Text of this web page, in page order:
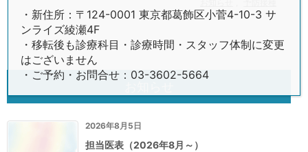
2026年8月5日
担当医表（2026年8月～）
・新住所：〒124-0001 東京都葛飾区小菅4-10-3 サ
ンライズ綾瀬4F
・移転後も診療科目・診療時間・スタッフ体制に変更
はございません
・ご予約・お問合せ：03-3602-5664